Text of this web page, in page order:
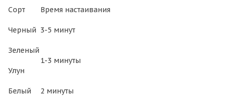
Сорт Время настаивания
Черный 3-5 минут
Зеленый
1-3 минуты
Улун
Белый 2 минуты